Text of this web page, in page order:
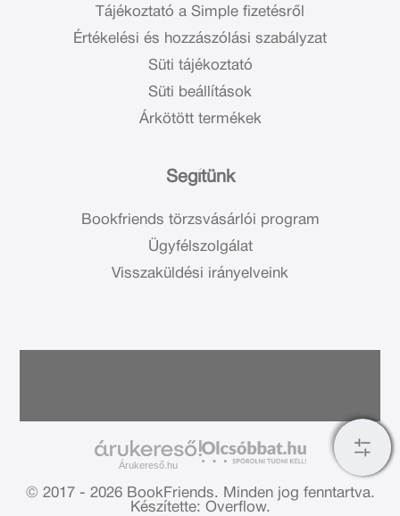
Tájékoztató a Simple fizetésről
Értékelési és hozzászólási szabályzat
Süti tájékoztató
Süti beállítások
Árkötött termékek
Segítünk
Bookfriends törzsvásárlói program
Ügyfélszolgálat
Visszaküldési irányelveink
Árukereső.hu
© 2017 - 2026 BookFriends. Minden jog fenntartva.
Készítette: Overflow.